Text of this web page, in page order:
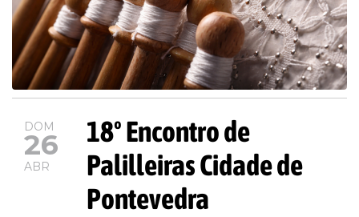
DOM
26
ABR
18º Encontro de
Palilleiras Cidade de
Pontevedra